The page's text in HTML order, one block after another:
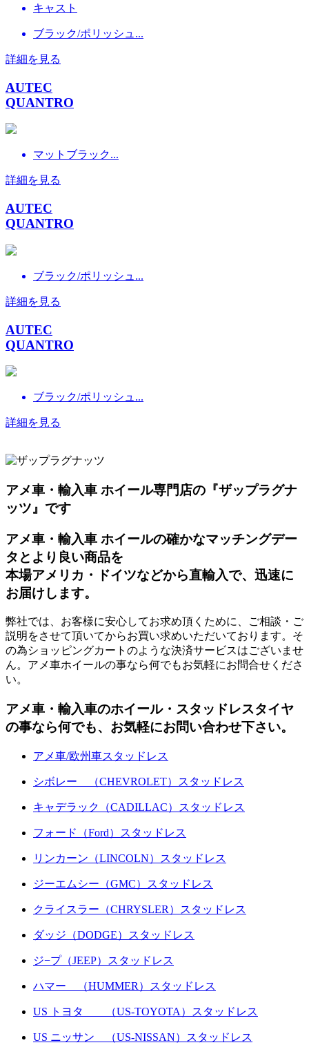
キャスト
ブラック/ポリッシュ...
詳細を見る
AUTEC
QUANTRO
マットブラック...
詳細を見る
AUTEC
QUANTRO
ブラック/ポリッシュ...
詳細を見る
AUTEC
QUANTRO
ブラック/ポリッシュ...
詳細を見る
アメ車・輸入車 ホイール専門店の『ザップラグナ
ッツ』です
アメ車・輸入車 ホイールの確かなマッチングデー
タとより良い商品を
本場アメリカ・ドイツなどから直輸入で、迅速に
お届けします。
弊社では、お客様に安心してお求め頂くために、ご相談・ご
説明をさせて頂いてからお買い求めいただいております。そ
の為ショッピングカートのような決済サービスはございませ
ん。アメ車ホイールの事なら何でもお気軽にお問合せくださ
い。
アメ車・輸入車のホイール・スタッドレスタイヤ
の事なら何でも、お気軽にお問い合わせ下さい。
アメ車/欧州車スタッドレス
シボレー （CHEVROLET）スタッドレス
キャデラック（CADILLAC）スタッドレス
フォード（Ford）スタッドレス
リンカーン（LINCOLN）スタッドレス
ジーエムシー（GMC）スタッドレス
クライスラー（CHRYSLER）スタッドレス
ダッジ（DODGE）スタッドレス
ジ−プ（JEEP）スタッドレス
ハマー （HUMMER）スタッドレス
US トヨタ （US-TOYOTA）スタッドレス
US ニッサン （US-NISSAN）スタッドレス